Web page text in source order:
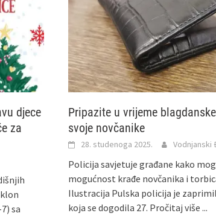
djece
za
sa
Pripazite u vrijeme
svoje novčanike
28. studenoga 2025. Vodnjanski
Policija savjetuje građane kako
mogućnost krađe novčanika i
Ilustracija Pulska policija je
koja se dogodila 27. Pročitaj više ...